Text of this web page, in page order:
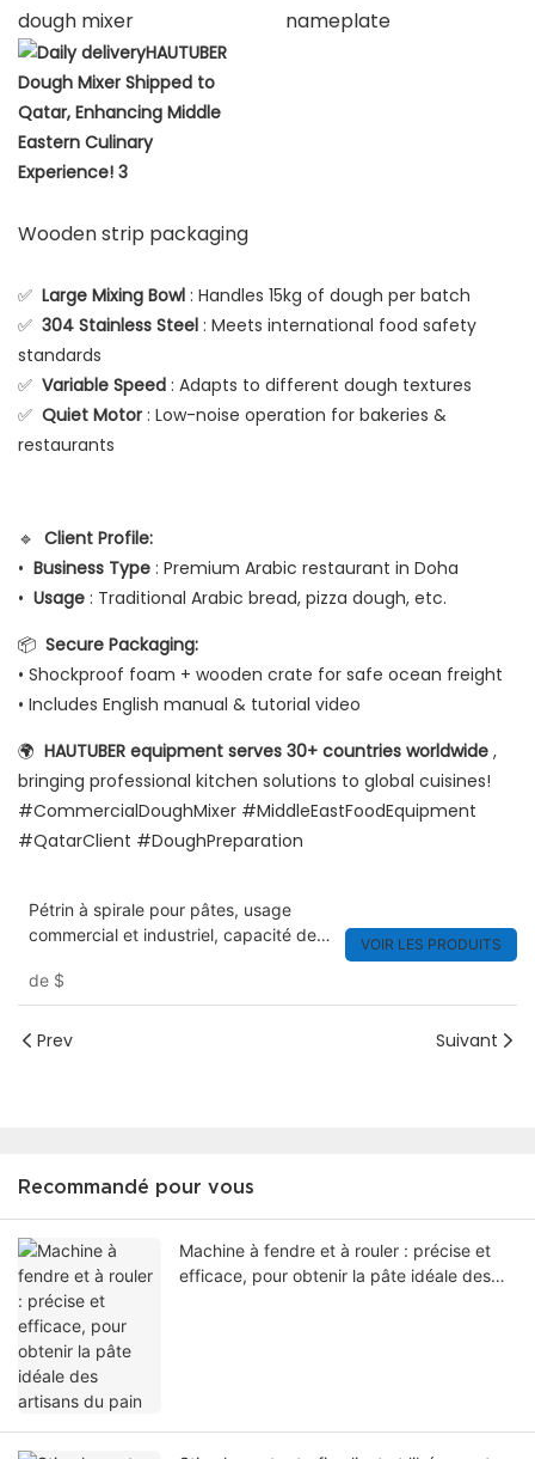
dough mixer nameplate
Wooden strip packaging
✅ Large Mixing Bowl : Handles 15kg of dough per batch
✅ 304 Stainless Steel : Meets international food safety
standards
✅ Variable Speed : Adapts to different dough textures
✅ Quiet Motor : Low-noise operation for bakeries &
restaurants
🔹 Client Profile:
• Business Type : Premium Arabic restaurant in Doha
• Usage : Traditional Arabic bread, pizza dough, etc.
📦 Secure Packaging:
• Shockproof foam + wooden crate for safe ocean freight
• Includes English manual & tutorial video
🌍 HAUTUBER equipment serves 30+ countries worldwide ,
bringing professional kitchen solutions to global cuisines!
#CommercialDoughMixer #MiddleEastFoodEquipment
#QatarClient #DoughPreparation
Pétrin à spirale pour pâtes, usage
commercial et industriel, capacité de
de $
VOIR LES PRODUITS
Prev Suivant
Recommandé pour vous
Machine à fendre et à rouler : précise et
efficace, pour obtenir la pâte idéale des